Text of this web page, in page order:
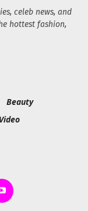
celeb news, and
hottest fashion,
Beauty
Video